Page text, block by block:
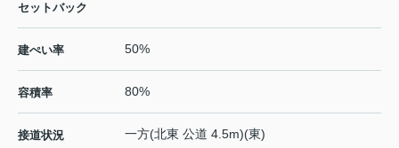
セットバック
建ぺい率 50%
容積率 80%
接道状況 一方(北東 公道 4.5m)(東)